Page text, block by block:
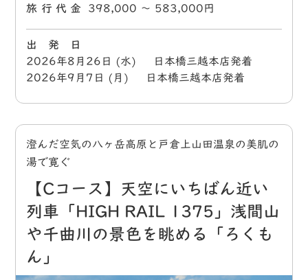
旅行代金
398,000 〜 583,000円
出 発 日
2026年8月26日 (水) 日本橋三越本店発着
2026年9月7日 (月) 日本橋三越本店発着
澄んだ空気の八ヶ岳高原と戸倉上山田温泉の美肌の
湯で寛ぐ
【Cコース】天空にいちばん近い
列車「HIGH RAIL 1375」浅間山
や千曲川の景色を眺める「ろくも
ん」